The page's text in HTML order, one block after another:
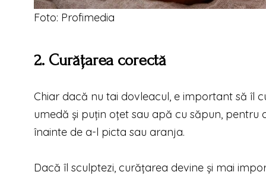
Foto: Profimedia
2. Curățarea corectă
Chiar dacă nu tai dovleacul, e important să îl
umedă și puțin oțet sau apă cu săpun, pentru
înainte de a-l picta sau aranja.
Dacă îl sculptezi, curățarea devine și mai